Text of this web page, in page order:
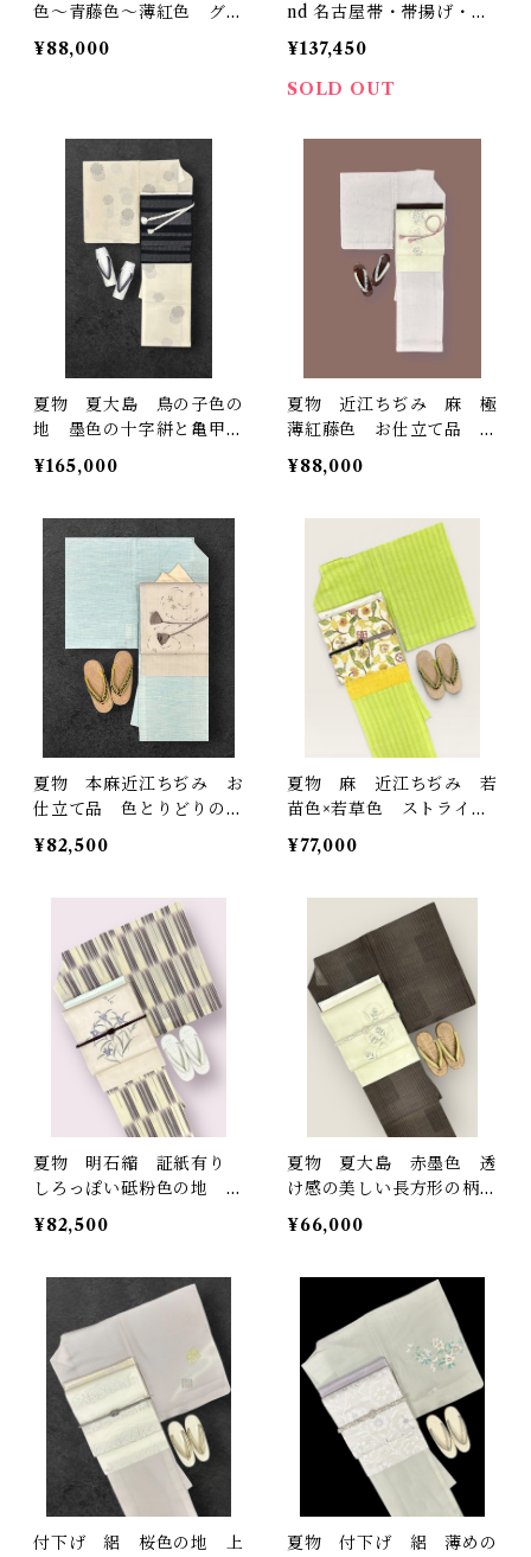
色〜青藤色〜薄紅色 グラ
デーション 高島屋 裄丈
71㎝ K7001
¥88,000
nd 名古屋帯・帯揚げ・帯
締め銀鼠色 K6855
¥137,450
SOLD OUT
夏物 夏大島 鳥の子色の
地 墨色の十字絣と亀甲柄
で施されたお洒落な雪輪
証紙 反端 しつけ糸つき
¥165,000
夏物 近江ちぢみ 麻 極
薄紅藤色 お仕立て品 裄
丈 69.5㎝ K6814
¥88,000
夏物 本麻近江ちぢみ お
仕立て品 色とりどりの涼
やかな水色系 細かいお洒
落な横段 証紙 反端 しつ
¥82,500
夏物 麻 近江ちぢみ 若
苗色×若草色 ストライ
プ お仕立て品 裄丈 69
㎝ K6839
¥77,000
夏物 明石縮 証紙有り
しろっぽい砥粉色の地 暗
紅色の絣 裄丈 66㎝ K5
806
¥82,500
夏物 夏大島 赤墨色 透
け感の美しい長方形の柄
裄丈 68.5㎝ K5768
¥66,000
付下げ 絽 桜色の地 上 夏物 付下げ 絽 薄めの